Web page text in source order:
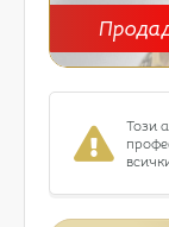
Този